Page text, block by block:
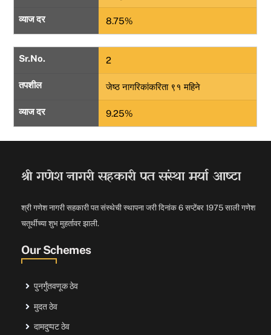
व्याज दर 8.75%
Sr.No. 2
तपशील जेष्ठ नागरिकांकरिता ९१ महिने
व्याज दर 9.25%
श्री गणेश नागरी सहकारी पत संस्था मर्या आष्टा
श्री गणेश नागरी सहकारी पत संस्थेची स्थापना जरी दिनांक 6 सप्टेंबर 1975 साली गणेश
चतूर्थीच्या शुभ मुहर्तावर झाली.
Our Schemes
पुनर्गुंतवणूक ठेव
मुदत ठेव
दामदुप्पट ठेव